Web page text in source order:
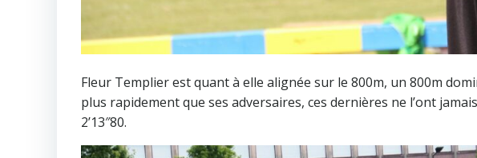
Fleur Templier est quant à elle alignée sur le 800m, un 800m
plus rapidement que ses adversaires, ces dernières ne l’ont
2’13″80.